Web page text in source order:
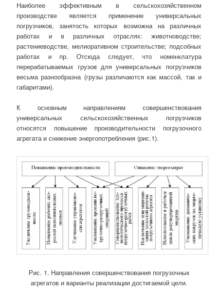
Наиболее эффективным в сельскохозяйственном
производстве является применение универсальных
погрузчиков, занятость которых возможна на различных
работах и в различных отраслях: животноводстве;
растениеводстве, мелиоративном строительстве; подсобных
работах и пр. Отсюда следует, что номенклатура
перерабатываемых грузов для универсальных погрузчиков
весьма разнообразна (грузы различаются как массой, так и
габаритами).
К основным направлениям совершенствования
универсальных сельскохозяйственных погрузчиков
относятся повышение производительности погрузочного
агрегата и снижение энергопотребления (рис.1).
Рис. 1. Направления совершенствования погрузочных
агрегатов и варианты реализации достигаемой цели.